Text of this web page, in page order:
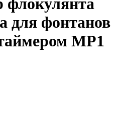
флокулянта
для фонтанов
MP1